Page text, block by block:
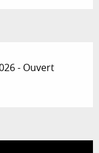
- Ouvert